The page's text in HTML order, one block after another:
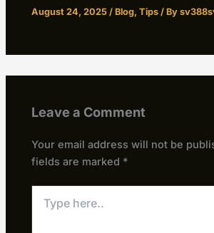
August 24, 2025 /Blog,Tips / By
Leave a Comment
Your email address will not be
fields are marked *
here..